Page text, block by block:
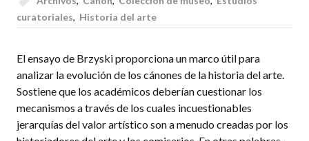
WAR
RHETORIC
curatoriales, Historia del arte
El ensayo de Brzyski proporciona un marco útil para
analizar la evolución de los cánones de la historia del arte.
Sostiene que los académicos deberían cuestionar los
mecanismos a través de los cuales incuestionables
jerarquías del valor artístico son a menudo creadas por los